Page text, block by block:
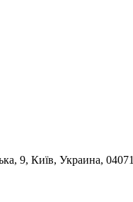
9, Київ, Украина, 04071